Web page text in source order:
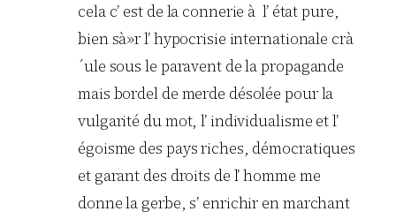
cela c’ est de la connerie à l’ état pure,
bien sà»r l’ hypocrisie internationale crà
´ule sous le paravent de la propagande
mais bordel de merde désolée pour la
vulgarité du mot, l’ individualisme et l’
égoisme des pays riches, démocratiques
et garant des droits de l’ homme me
donne la gerbe, s’ enrichir en marchant